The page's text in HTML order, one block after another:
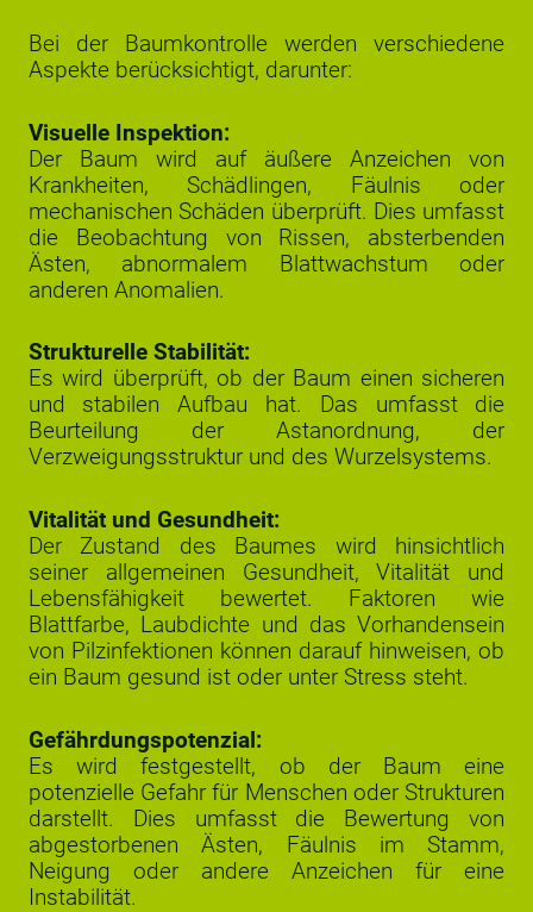
Bei der Baumkontrolle werden verschiedene
Aspekte berücksichtigt, darunter:
Visuelle Inspektion:
Der Baum wird auf äußere Anzeichen von
Krankheiten, Schädlingen, Fäulnis oder
mechanischen Schäden überprüft. Dies umfasst
die Beobachtung von Rissen, absterbenden
Ästen, abnormalem Blattwachstum oder
anderen Anomalien.
Strukturelle Stabilität:
Es wird überprüft, ob der Baum einen sicheren
und stabilen Aufbau hat. Das umfasst die
Beurteilung der Astanordnung, der
Verzweigungsstruktur und des Wurzelsystems.
Vitalität und Gesundheit:
Der Zustand des Baumes wird hinsichtlich
seiner allgemeinen Gesundheit, Vitalität und
Lebensfähigkeit bewertet. Faktoren wie
Blattfarbe, Laubdichte und das Vorhandensein
von Pilzinfektionen können darauf hinweisen, ob
ein Baum gesund ist oder unter Stress steht.
Gefährdungspotenzial:
Es wird festgestellt, ob der Baum eine
potenzielle Gefahr für Menschen oder Strukturen
darstellt. Dies umfasst die Bewertung von
abgestorbenen Ästen, Fäulnis im Stamm,
Neigung oder andere Anzeichen für eine
Instabilität.